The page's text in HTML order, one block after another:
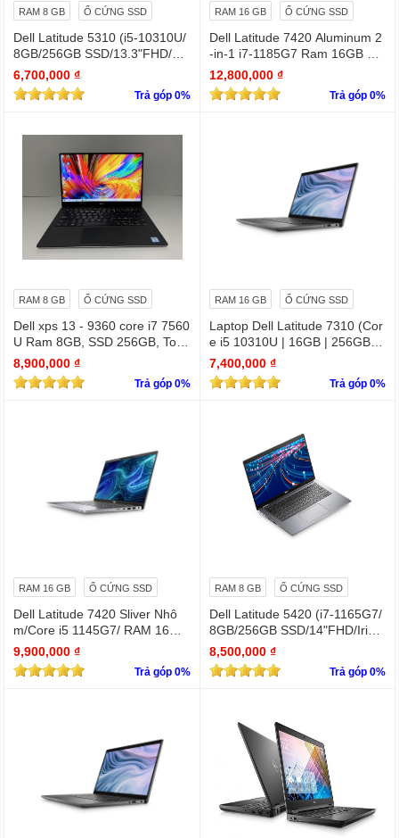
RAM 8 GB Ổ CỨNG SSD
Dell Latitude 5310 (i5-10310U/
8GB/256GB SSD/13.3"FHD/Wi
n11Pro)
6,700,000 ₫
Trả góp 0%
RAM 16 GB Ổ CỨNG SSD
Dell Latitude 7420 Aluminum 2
-in-1 i7-1185G7 Ram 16GB Ful
l HD TOUCH x360
12,800,000 ₫
Trả góp 0%
RAM 8 GB Ổ CỨNG SSD
Dell xps 13 - 9360 core i7 7560
U Ram 8GB, SSD 256GB, Touc
hscreen QHD (3200x1800)
8,900,000 ₫
Trả góp 0%
RAM 16 GB Ổ CỨNG SSD
Laptop Dell Latitude 7310 (Cor
e i5 10310U | 16GB | 256GB | I
ntel UHD | 13.3 FHD
7,400,000 ₫
Trả góp 0%
RAM 16 GB Ổ CỨNG SSD
Dell Latitude 7420 Sliver Nhô
m/Core i5 1145G7/ RAM 16Gb/
SSD Nvme 512Gb/LCD 14' FH
D 1920 x 1080/ Like new / WIN
bản quyền
9,900,000 ₫
Trả góp 0%
RAM 8 GB Ổ CỨNG SSD
Dell Latitude 5420 (i7-1165G7/
8GB/256GB SSD/14"FHD/Iris X
e Graphics/Win11Pro)
8,500,000 ₫
Trả góp 0%